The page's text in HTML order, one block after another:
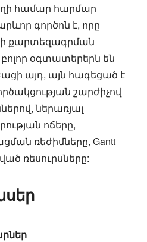
համար հարմար
գործոն է, որը
քարտեզագրման
բոլոր օգտատերերն են
այդ, այն հագեցած է
շարժիչով
ներառյալ
ոճերը,
ռեժիմները, Gantt
ռեսուրսները: